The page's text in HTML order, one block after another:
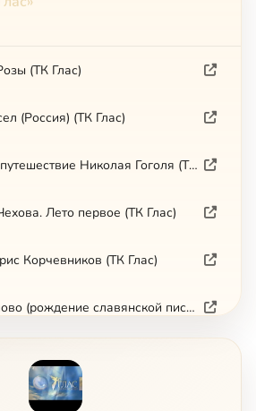
(ТК Глас)
(Россия) (ТК Глас)
Духовное путешествие Николая Гоголя (ТК Глас)
Лето первое (ТК Глас)
Корчевников (ТК Глас)
И будет слово (рождение славянской писменности) (ТК Глас)